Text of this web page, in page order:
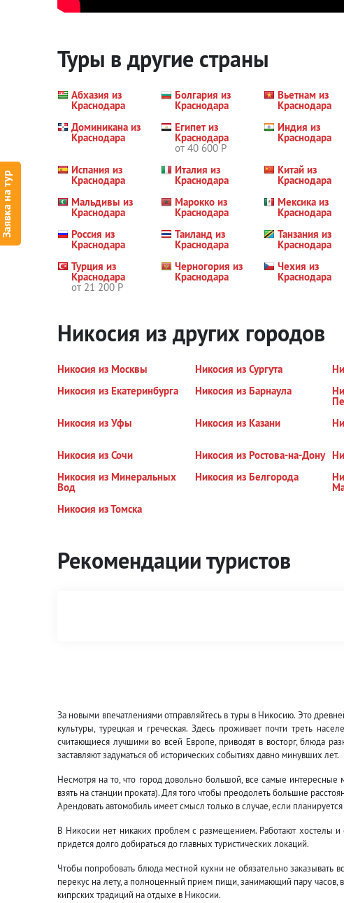
Заявка на тур
Туры в другие страны
Абхазия из
Краснодара
Болгария из
Краснодара
Вьетнам из
Краснодара
Доминикана из
Краснодара
Египет из
Краснодара
от 40 600 Р
Индия из
Краснодара
Испания из
Краснодара
Италия из
Краснодара
Китай из
Краснодара
Мальдивы из
Краснодара
Марокко из
Краснодара
Мексика из
Краснодара
Россия из
Краснодара
Таиланд из
Краснодара
Танзания из
Краснодара
Турция из
Краснодара
от 21 200 Р
Черногория из
Краснодара
Чехия из
Краснодара
Никосия из других городов
Никосия из Москвы Никосия из Сургута
Никосия из Екатеринбурга
Никосия из Барнаула
Никосия из Уфы Никосия из Казани
Никосия из Сочи Никосия из Ростова-на-Дону
Никосия из Минеральных
Вод
Никосия из Белгорода
Никосия из Томска
Рекомендации туристов
За новыми впечатлениями отправляйтесь в туры в Никосию. Это
культуры, турецкая и греческая. Здесь проживает почти треть
считающиеся лучшими во всей Европе, приводят в восторг, блюда
заставляют задуматься об исторических событиях давно минувших лет.
Несмотря на то, что город довольно большой, все самые
взять на станции проката). Для того чтобы преодолеть большие
Арендовать автомобиль имеет смысл только в случае, если
В Никосии нет никаких проблем с размещением. Работают хостелы и
придется долго добираться до главных туристических локаций.
Чтобы попробовать блюда местной кухни не обязательно заказывать
перекус на лету, а полноценный прием пищи, занимающий пару часов,
кипрских традиций на отдыхе в Никосии.